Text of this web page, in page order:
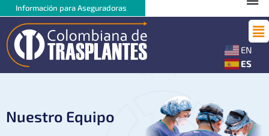
al
contenido
Información para Aseguradoras
EN
ES
Nuestro Equipo